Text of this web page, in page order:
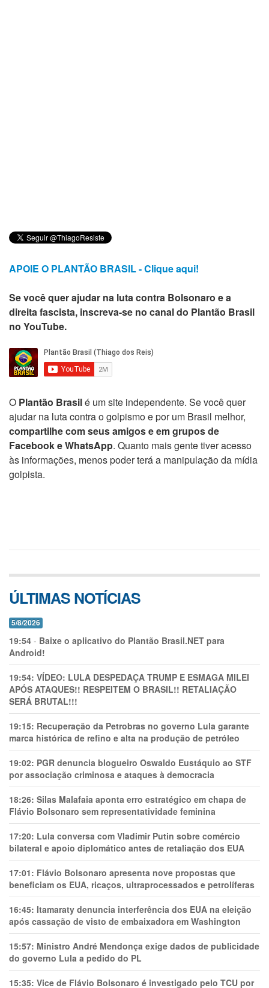
APOIE O PLANTÃO BRASIL - Clique aqui!
Se você quer ajudar na luta contra Bolsonaro e a
direita fascista, inscreva-se no canal do Plantão Brasil
no YouTube.
O Plantão Brasilé um site independente. Se você quer
ajudar na luta contra o golpismo e por um Brasil melhor,
compartilhe com seus amigos e em grupos de
Facebook e WhatsApp. Quanto mais gente tiver acesso
às informações, menos poder terá a manipulação da mídia
golpista.
ÚLTIMAS NOTÍCIAS
5/8/2026
19:54 - Baixe o aplicativo do Plantão Brasil.NET para
Android!
19:54: VÍDEO: LULA DESPEDAÇA TRUMP E ESMAGA MILEI
APÓS ATAQUES!! RESPEITEM O BRASIL!! RETALIAÇÃO
SERÁ BRUTAL!!!
19:15: Recuperação da Petrobras no governo Lula garante
marca histórica de refino e alta na produção de petróleo
19:02: PGR denuncia blogueiro Oswaldo Eustáquio ao STF
por associação criminosa e ataques à democracia
18:26: Silas Malafaia aponta erro estratégico em chapa de
Flávio Bolsonaro sem representatividade feminina
17:20: Lula conversa com Vladimir Putin sobre comércio
bilateral e apoio diplomático antes de retaliação dos EUA
17:01: Flávio Bolsonaro apresenta nove propostas que
beneficiam os EUA, ricaços, ultraprocessados e petrolíferas
16:45: Itamaraty denuncia interferência dos EUA na eleição
após cassação de visto de embaixadora em Washington
15:57: Ministro André Mendonça exige dados de publicidade
do governo Lula a pedido do PL
15:35: Vice de Flávio Bolsonaro é investigado pelo TCU por